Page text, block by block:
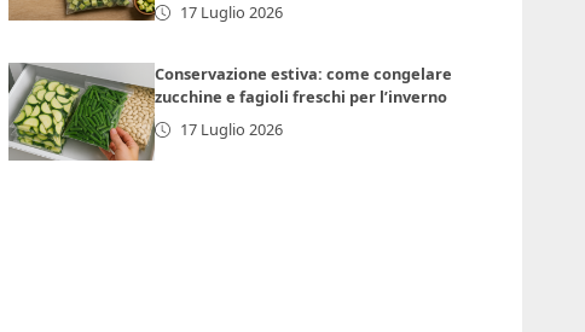
17 Luglio 2026
Conservazione estiva: come congelare
zucchine e fagioli freschi per l’inverno
17 Luglio 2026